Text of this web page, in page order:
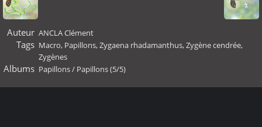
Auteur ANCLA Clément
Tags Macro, Papillons,Zygaena rhadamanthus,Zygène cendrée,
Zygènes
Albums Papillons/ Papillons (5/5)